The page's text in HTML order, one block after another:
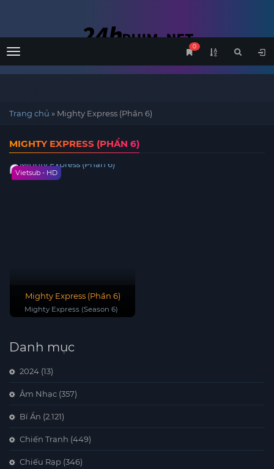
Menu
0
Trang chủ » Mighty Express (Phần 6)
MIGHTY EXPRESS (PHẦN 6)
Vietsub - HD
Mighty Express (Phần 6)
Mighty Express (Season 6)
Danh mục
2024 (13)
Âm Nhạc (357)
Bí Ẩn (2.121)
Chiến Tranh (449)
Chiếu Rạp (346)